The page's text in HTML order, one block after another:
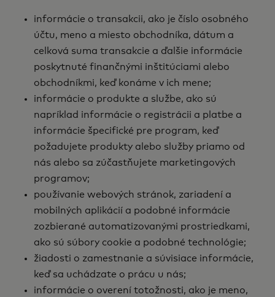
informácie o transakcii, ako je číslo osobného
účtu, meno a miesto obchodníka, dátum a
celková suma transakcie a ďalšie informácie
poskytnuté finančnými inštitúciami alebo
obchodníkmi, keď konáme v ich mene;
informácie o produkte a službe, ako sú
napríklad informácie o registrácii a platbe a
informácie špecifické pre program, keď
požadujete produkty alebo služby priamo od
nás alebo sa zúčastňujete marketingových
programov;
používanie webových stránok, zariadení a
mobilných aplikácií a podobné informácie
zozbierané automatizovanými prostriedkami,
ako sú súbory cookie a podobné technológie;
žiadosti o zamestnanie a súvisiace informácie,
keď sa uchádzate o prácu u nás;
informácie o overení totožnosti, ako je meno,